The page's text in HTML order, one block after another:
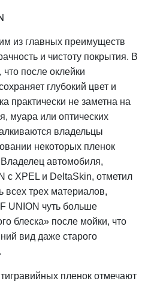
из главных преимуществ
и чистоту покрытия. В
что после оклейки
глубокий цвет и
практически не заметна на
муара или оптических
владельцы
некоторых пленок
Владелец автомобиля,
с XPEL и DeltaSkin, отметил
всех трех материалов,
UNION чуть больше
блеска» после мойки, что
вид даже старого
пленок отмечают